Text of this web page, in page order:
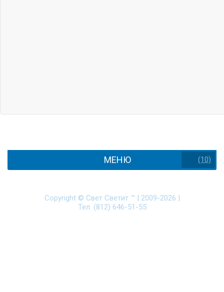
МЕНЮ (10)
Copyright © Свет Светит ™ | 2009-2026 |
Тел. (812) 646-51-55